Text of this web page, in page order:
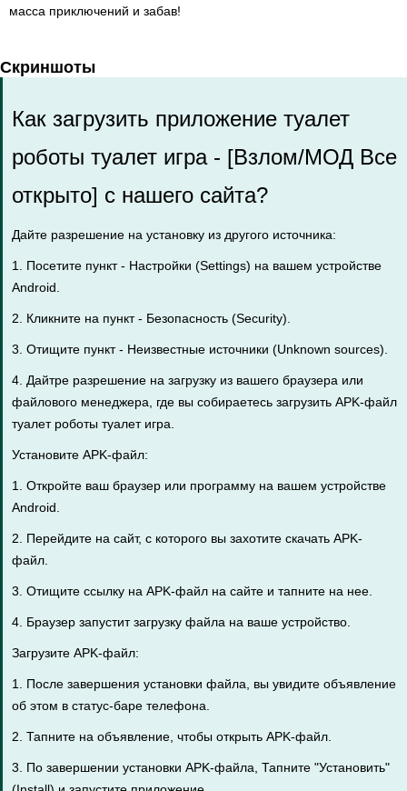
масса приключений и забав!
Скриншоты
Как загрузить приложение туалет
роботы туалет игра - [Взлом/МОД Все
открыто] с нашего сайта?
Дайте разрешение на установку из другого источника:
1. Посетите пункт - Настройки (Settings) на вашем устройстве
Android.
2. Кликните на пункт - Безопасность (Security).
3. Отищите пункт - Неизвестные источники (Unknown sources).
4. Дайтре разрешение на загрузку из вашего браузера или
файлового менеджера, где вы собираетесь загрузить APK-файл
туалет роботы туалет игра.
Установите APK-файл:
1. Откройте ваш браузер или программу на вашем устройстве
Android.
2. Перейдите на сайт, с которого вы захотите скачать APK-
файл.
3. Отищите ссылку на APK-файл на сайте и тапните на нее.
4. Браузер запустит загрузку файла на ваше устройство.
Загрузите APK-файл:
1. После завершения установки файла, вы увидите объявление
об этом в статус-баре телефона.
2. Тапните на объявление, чтобы открыть APK-файл.
3. По завершении установки APK-файла, Тапните "Установить"